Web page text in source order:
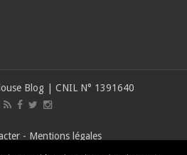
Blog | CNIL N° 1391640
- Mentions légales